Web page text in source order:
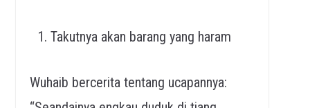
Takutnya akan barang yang haram
Wuhaib bercerita tentang ucapannya: